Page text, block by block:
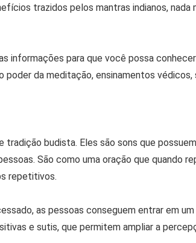
trazidos pelos mantras indianos, nada
informações para que você possa
poder da meditação, ensinamentos
tradição budista. Eles são sons que
São como uma oração que quando
repetitivos.
as pessoas conseguem entrar em
e sutis, que permitem ampliar a